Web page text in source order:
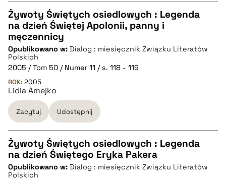
pobierz cytat
CZYSTY TEKST
pobierz cytat
BIBTEX
pobierz cytat
Żywoty Świętych osiedlowych : Legenda
na dzień Świętej Apolonii, panny i
męczennicy
Opublikowano w: Dialog : miesięcznik Związku Literatów
Polskich
2005 / Tom 50 / Numer 11 / s. 118 - 119
ROK: 2005
Lidia Amejko
Zacytuj Udostępnij
CZYSTY TEKST
Żywoty Świętych osiedlowych : Legenda
na dzień Świętego Eryka Pakera
Opublikowano w: Dialog : miesięcznik Związku Literatów
Polskich